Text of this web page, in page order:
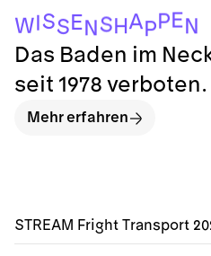
STREAM Fright Transport
WISS ENSHAPPEN
Das Baden im
seit 1978 verboten.
Mehr erfahren